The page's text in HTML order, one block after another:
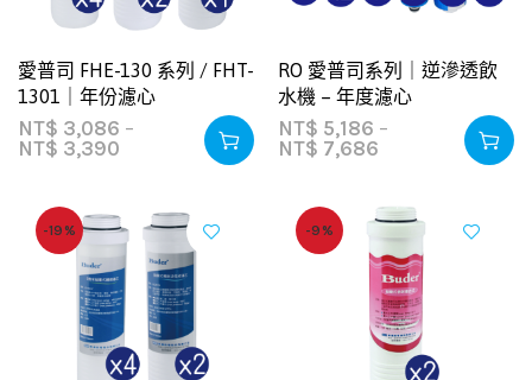
愛普司 FHE-130 系列 / FHT-
1301｜年份濾心
NT$ 3,086 –
NT$ 3,390
RO 愛普司系列｜逆滲透飲
水機 – 年度濾心
NT$ 5,186 –
NT$ 7,686
-19% -9%